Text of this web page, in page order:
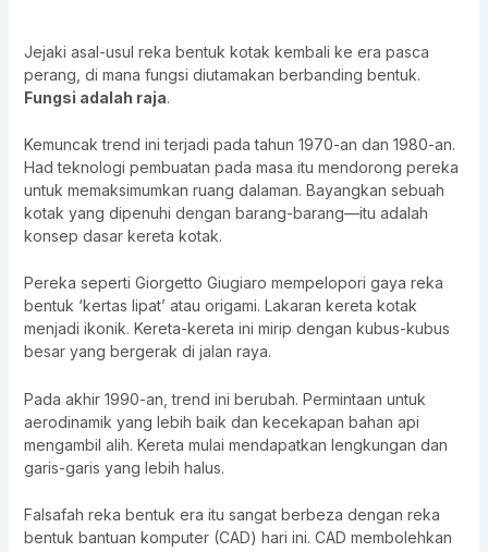
Jejaki asal-usul reka bentuk kotak kembali ke era pasca
perang, di mana fungsi diutamakan berbanding bentuk.
Fungsi adalah raja.
Kemuncak trend ini terjadi pada tahun 1970-an dan 1980-an.
Had teknologi pembuatan pada masa itu mendorong pereka
untuk memaksimumkan ruang dalaman. Bayangkan sebuah
kotak yang dipenuhi dengan barang-barang—itu adalah
konsep dasar kereta kotak.
Pereka seperti Giorgetto Giugiaro mempelopori gaya reka
bentuk ‘kertas lipat’ atau origami. Lakaran kereta kotak
menjadi ikonik. Kereta-kereta ini mirip dengan kubus-kubus
besar yang bergerak di jalan raya.
Pada akhir 1990-an, trend ini berubah. Permintaan untuk
aerodinamik yang lebih baik dan kecekapan bahan api
mengambil alih. Kereta mulai mendapatkan lengkungan dan
garis-garis yang lebih halus.
Falsafah reka bentuk era itu sangat berbeza dengan reka
bentuk bantuan komputer (CAD) hari ini. CAD membolehkan